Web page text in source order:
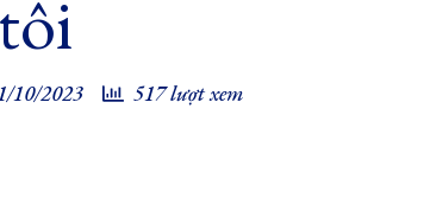
10/2023 517 lượt xem